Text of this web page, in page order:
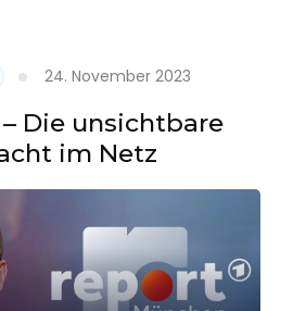
24. November 2023
Die unsichtbare
im Netz